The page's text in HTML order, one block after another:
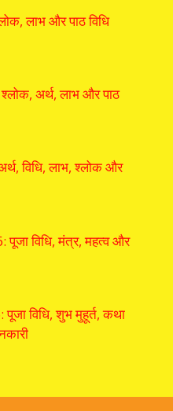
लाभ और पाठ विधि
अर्थ, लाभ और पाठ
विधि, लाभ, श्लोक और
पूजा विधि, मंत्र, महत्व और
विधि, शुभ मुहूर्त, कथा